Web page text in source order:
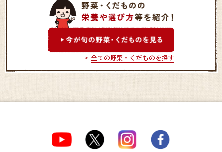
なじら～て関原店 ふれあい市直売所
全ての野菜・くだものを探す